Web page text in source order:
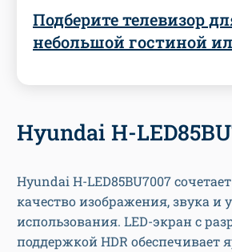
Подберите телевизор
небольшой гостиной
Hyundai H-
Hyundai H-LED85BU7007
качество изображения, звука и
использования. LED-экран с
поддержкой HDR обеспечивает